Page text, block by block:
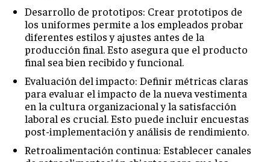
ESTRATEGIAS DE PRICING Y GESTIÓN DE
PRECIOS
GESTIÓN DE CRISIS EMPRESARIALES
EMPRESAS Y STARTUPS TECNOLÓGICAS
GESTIÓN DE LA EXPERIENCIA DEL CLIENTE
MÁS
PROYECTOS
GESTIÓN DE PROYECTOS
Desarrollo de prototipos: Crear prototipos de
los uniformes permite a los empleados probar
diferentes estilos y ajustes antes de la
producción final. Esto asegura que el producto
final sea bien recibido y funcional.
Evaluación del impacto: Definir métricas claras
para evaluar el impacto de la nueva vestimenta
en la cultura organizacional y la satisfacción
laboral es crucial. Esto puede incluir encuestas
post-implementación y análisis de rendimiento.
Retroalimentación continua: Establecer canales